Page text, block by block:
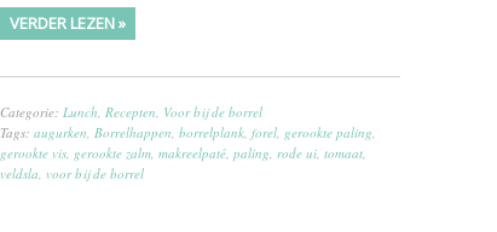
VERDER LEZEN »
Categorie: Lunch Recepten Voor bij de borrel
Tags: augurken Borrelhappen borrelplank, forel, gerookte paling
gerookte vis, gerookte zalm, makreelpaté, paling rode ui, tomaat,
veldsla voor bij de borrel